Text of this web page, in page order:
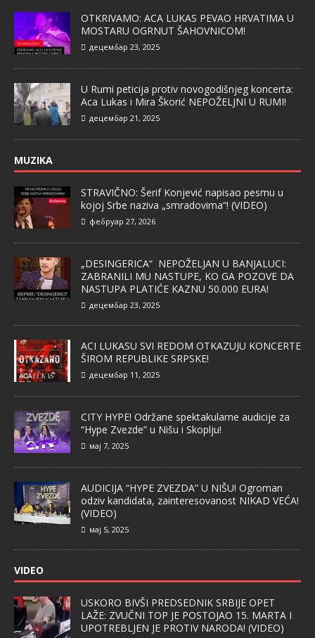
OTKRIVAMO: ACA LUKAS PEVAO HRVATIMA U
MOSTARU OGRNUT ŠAHOVNICOM!
децембар 23, 2025
U Rumi peticija protiv novogodišnjeg koncerta:
Aca Lukas i Mira Škorić NEPOŽELJNI U RUMI!
децембар 21, 2025
MUZIKA
STRAVIČNO: Šerif Konjević napisao pesmu u
kojoj Srbe naziva „smradovima“! (VIDEO)
фебруар 27, 2026
„DESINGERICA“ NEPOŽELJAN U BANJALUCI:
ZABRANILI MU NASTUPE, KO GA POZOVE DA
NASTUPA PLATIĆE KAZNU 50.000 EURA!
децембар 23, 2025
ACI LUKASU SVI REDOM OTKAZUJU KONCERTE
ŠIROM REPUBLIKE SRPSKE!
децембар 11, 2025
CITY HYPE! Održane spektakularne audicije za
“Hype Zvezde” u Nišu i Skoplju!
мај 7, 2025
AUDICIJA “HYPE ZVEZDA” U NIŠU! Ogroman
odziv kandidata, zainteresovanost NIKAD VEĆA!
(VIDEO)
мај 5, 2025
VIDEO
USKORO BIVŠI PREDSEDNIK SRBIJE OPET
LAŽE: ZVUČNI TOP JE POSTOJAO 15. MARTA I
UPOTREBLJEN JE PROTIV NARODA! (VIDEO)